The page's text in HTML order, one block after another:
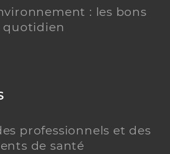
: les bons
quotidien
professionnels et des
de santé